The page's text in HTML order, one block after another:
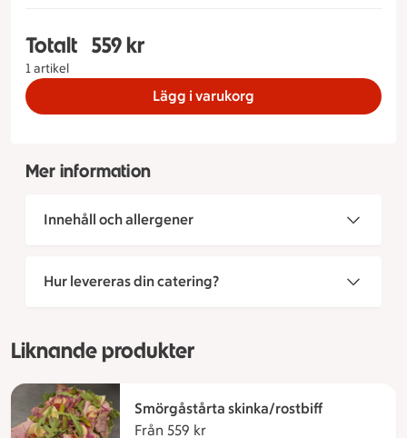
Totalt
1 artikel
Totalt 1 stycken Smörgåstårta vegetarisk
559 kr
Lägg i varukorg
Mer information
Innehåll och allergener
Hur levereras din catering?
Liknande produkter
Smörgåstårta skinka/rostbiff
Från 559 kr